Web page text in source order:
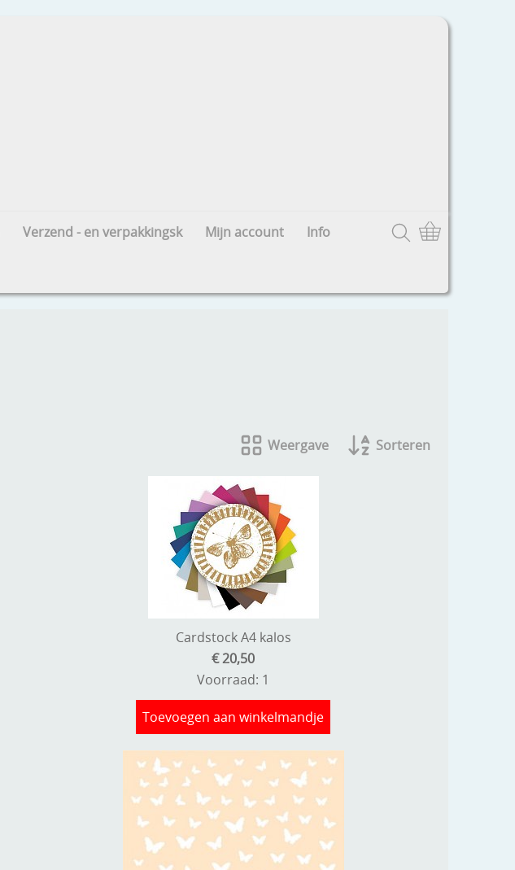
Verzend - en verpakkingsk Mijn account Info
Weergave Sorteren
Cardstock A4 kalos
€ 20,50
Voorraad: 1
Toevoegen aan winkelmandje